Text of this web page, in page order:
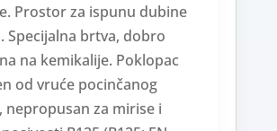
Prostor za ispunu dubine
Specijalna brtva, dobro
na kemikalije. Poklopac
od vruće pocinčanog
nepropusan za mirise i